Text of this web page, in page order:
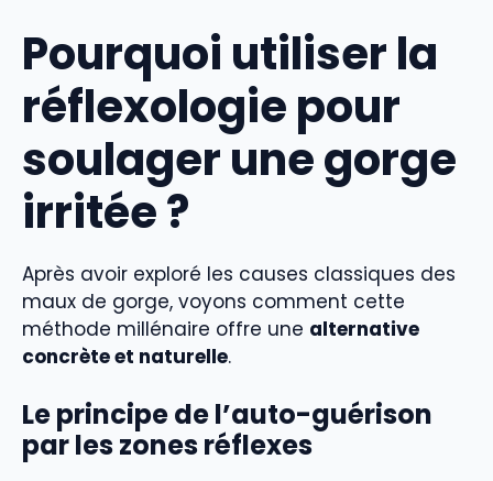
Pourquoi utiliser la
réflexologie pour
soulager une gorge
irritée ?
Après avoir exploré les causes classiques des
maux de gorge, voyons comment cette
méthode millénaire offre une alternative
concrète et naturelle.
Le principe de l’auto-guérison
par les zones réflexes